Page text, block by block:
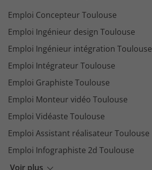
Voir plus
Emploi Concepteur Toulouse
Emploi Ingénieur design Toulouse
Emploi Ingénieur intégration Toulouse
Emploi Intégrateur Toulouse
Emploi Graphiste Toulouse
Emploi Monteur vidéo Toulouse
Emploi Vidéaste Toulouse
Emploi Assistant réalisateur Toulouse
Emploi Infographiste 2d Toulouse
Emploi Photographe scolaire Toulouse